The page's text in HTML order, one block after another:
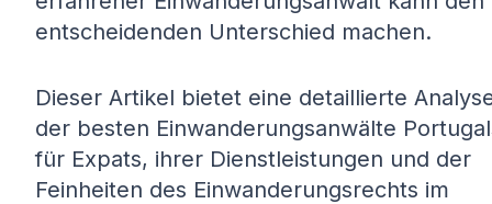
entscheidenden Unterschied machen.
Dieser Artikel bietet eine detaillierte
der besten Einwanderungsanwälte
für Expats, ihrer Dienstleistungen und der
Feinheiten des Einwanderungsrechts im